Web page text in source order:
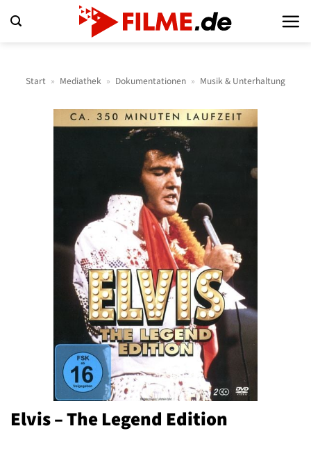
Inhalt
Start » Mediathek » Dokumentationen » Musik & Unterhaltung
Elvis – The Legend Edition